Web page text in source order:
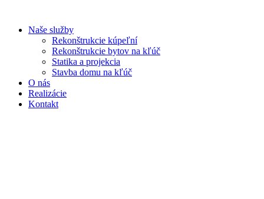
Naše služby
Rekonštrukcie kúpeľní
Rekonštrukcie bytov na kľúč
Statika a projekcia
Stavba domu na kľúč
O nás
Realizácie
Kontakt